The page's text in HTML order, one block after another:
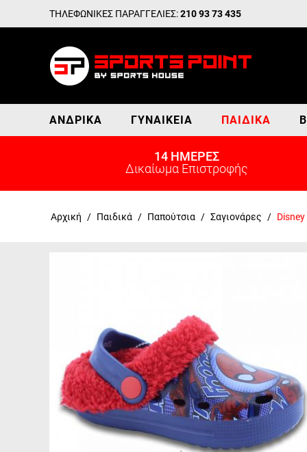
ΤΗΛΕΦΩΝΙΚΕΣ ΠΑΡΑΓΓΕΛΙΕΣ:210 93 73 435
ΑΝΔΡΙΚΆ ΓΥΝΑΙΚΕΊΑ ΠΑΙΔΙΚΆ
14 ΗΜΕΡΕΣ
Δικαίωμα Επιστροφής
Αρχική / Παιδικά / Παπούτσια / Σαγιονάρες /